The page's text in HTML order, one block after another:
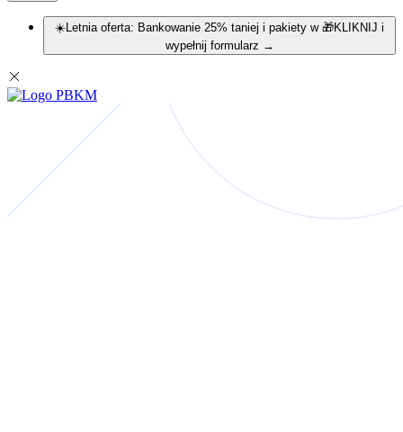
☀️Letnia oferta: Bankowanie 25% taniej i pakiety w 🎁KLIKNIJ i
wypełnij formularz →